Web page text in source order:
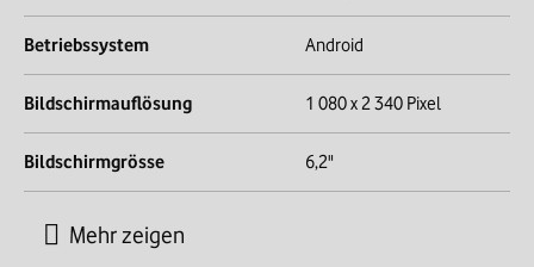
Betriebssystem Android
Bildschirmauflösung 1 080 x 2 340 Pixel
Bildschirmgrösse 6,2"